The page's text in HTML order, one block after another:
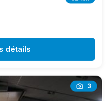
détails
3